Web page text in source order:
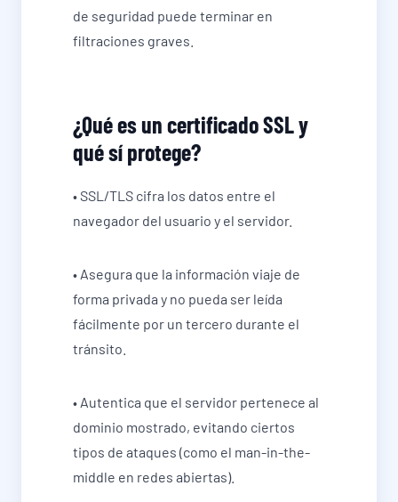
de seguridad puede terminar en
filtraciones graves.
¿Qué es un certificado SSL y
qué sí protege?
• SSL/TLS cifra los datos entre el
navegador del usuario y el servidor.
• Asegura que la información viaje de
forma privada y no pueda ser leída
fácilmente por un tercero durante el
tránsito.
• Autentica que el servidor pertenece al
dominio mostrado, evitando ciertos
tipos de ataques (como el man-in-the-
middle en redes abiertas).